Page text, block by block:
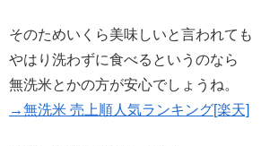
そのためいくら美味しいと言われても
やはり洗わずに食べるというのなら
無洗米とかの方が安心でしょうね。
→無洗米 売上順人気ランキング[楽天]